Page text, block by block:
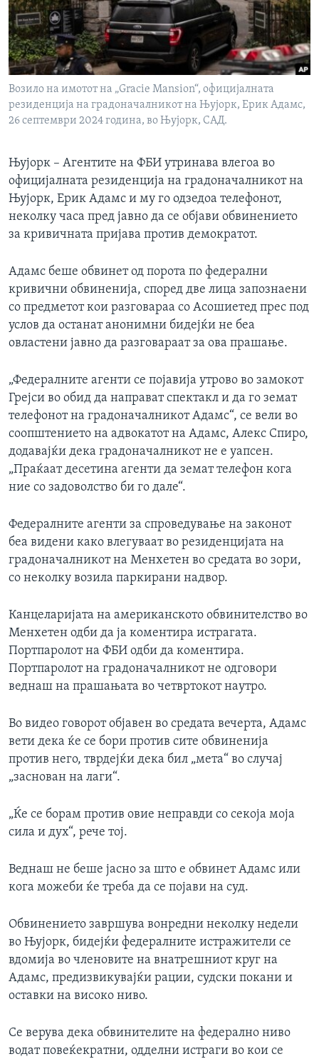
ИНТЕРВЈУА
Јазици
Возило на имотот на „Gracie Mansion“, официјалната
резиденција на градоначалникот на Њујорк, Ерик Адамс,
26 септември 2024 година, во Њујорк, САД.
Њујорк – Агентите на ФБИ утринава влегоа во
официјалната резиденција на градоначалникот на
Њујорк, Ерик Адамс и му го одзедоа телефонот,
неколку часа пред јавно да се објави обвинението
за кривичната пријава против демократот.
Адамс беше обвинет од порота по федерални
кривични обвиненија, според две лица запознаени
со предметот кои разговараа со Асошиетед прес под
услов да останат анонимни бидејќи не беа
овластени јавно да разговараат за ова прашање.
„Федералните агенти се појавија утрово во замокот
Грејси во обид да направат спектакл и да го земат
телефонот на градоначалникот Адамс“, се вели во
соопштението на адвокатот на Адамс, Алекс Спиро,
додавајќи дека градоначалникот не е уапсен.
„Праќаат десетина агенти да земат телефон кога
ние со задоволство би го дале“.
Федералните агенти за спроведување на законот
беа видени како влегуваат во резиденцијата на
градоначалникот на Менхетен во средата во зори,
со неколку возила паркирани надвор.
Канцеларијата на американското обвинителство во
Менхетен одби да ја коментира истрагата.
Портпаролот на ФБИ одби да коментира.
Портпаролот на градоначалникот не одговори
веднаш на прашањата во четвртокот наутро.
Во видео говорот објавен во средата вечерта, Адамс
вети дека ќе се бори против сите обвиненија
против него, тврдејќи дека бил „мета“ во случај
„заснован на лаги“.
„Ќе се борам против овие неправди со секоја моја
сила и дух“, рече тој.
Веднаш не беше јасно за што е обвинет Адамс или
кога можеби ќе треба да се појави на суд.
Обвинението завршува вонредни неколку недели
во Њујорк, бидејќи федералните истражители се
вдомија во членовите на внатрешниот круг на
Адамс, предизвикувајќи рации, судски покани и
оставки на високо ниво.
Се верува дека обвинителите на федерално ниво
водат повеќекратни, одделни истраги во кои се